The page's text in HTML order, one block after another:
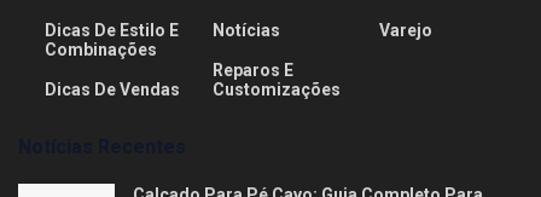
Dicas De Estilo E
Combinações
Dicas De Vendas
Notícias
Reparos E
Customizações
Varejo